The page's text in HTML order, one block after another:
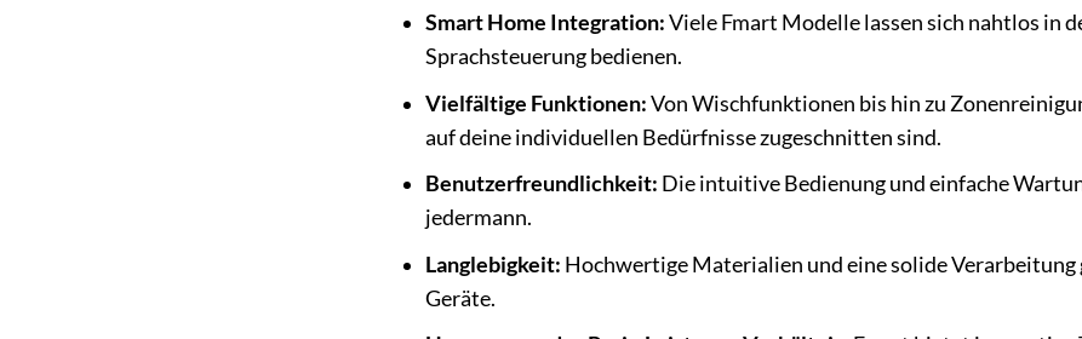
Smart Home Integration:Viele Fmart Modelle lassen sich nahtlos in
Sprachsteuerung bedienen.
Vielfältige Funktionen:Von Wischfunktionen bis hin zu
auf deine individuellen Bedürfnisse zugeschnitten sind.
Benutzerfreundlichkeit: Die intuitive Bedienung und einfache
jedermann.
Langlebigkeit: Hochwertige Materialien und eine solide Verarbeitung
Geräte.